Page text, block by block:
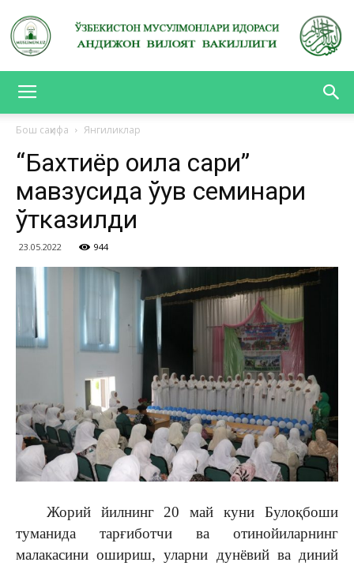
ВИЛОЯТ
Бош саҳифа Янгиликлар
“Бахтиёр оила сари”
мавзусида ўқув семинари
ўтказилди
23.05.2022 944
Жорий йилнинг 20 май куни Булоқбоши
туманида тарғиботчи ва отинойиларнинг
малакасини ошириш, уларни дунёвий ва диний